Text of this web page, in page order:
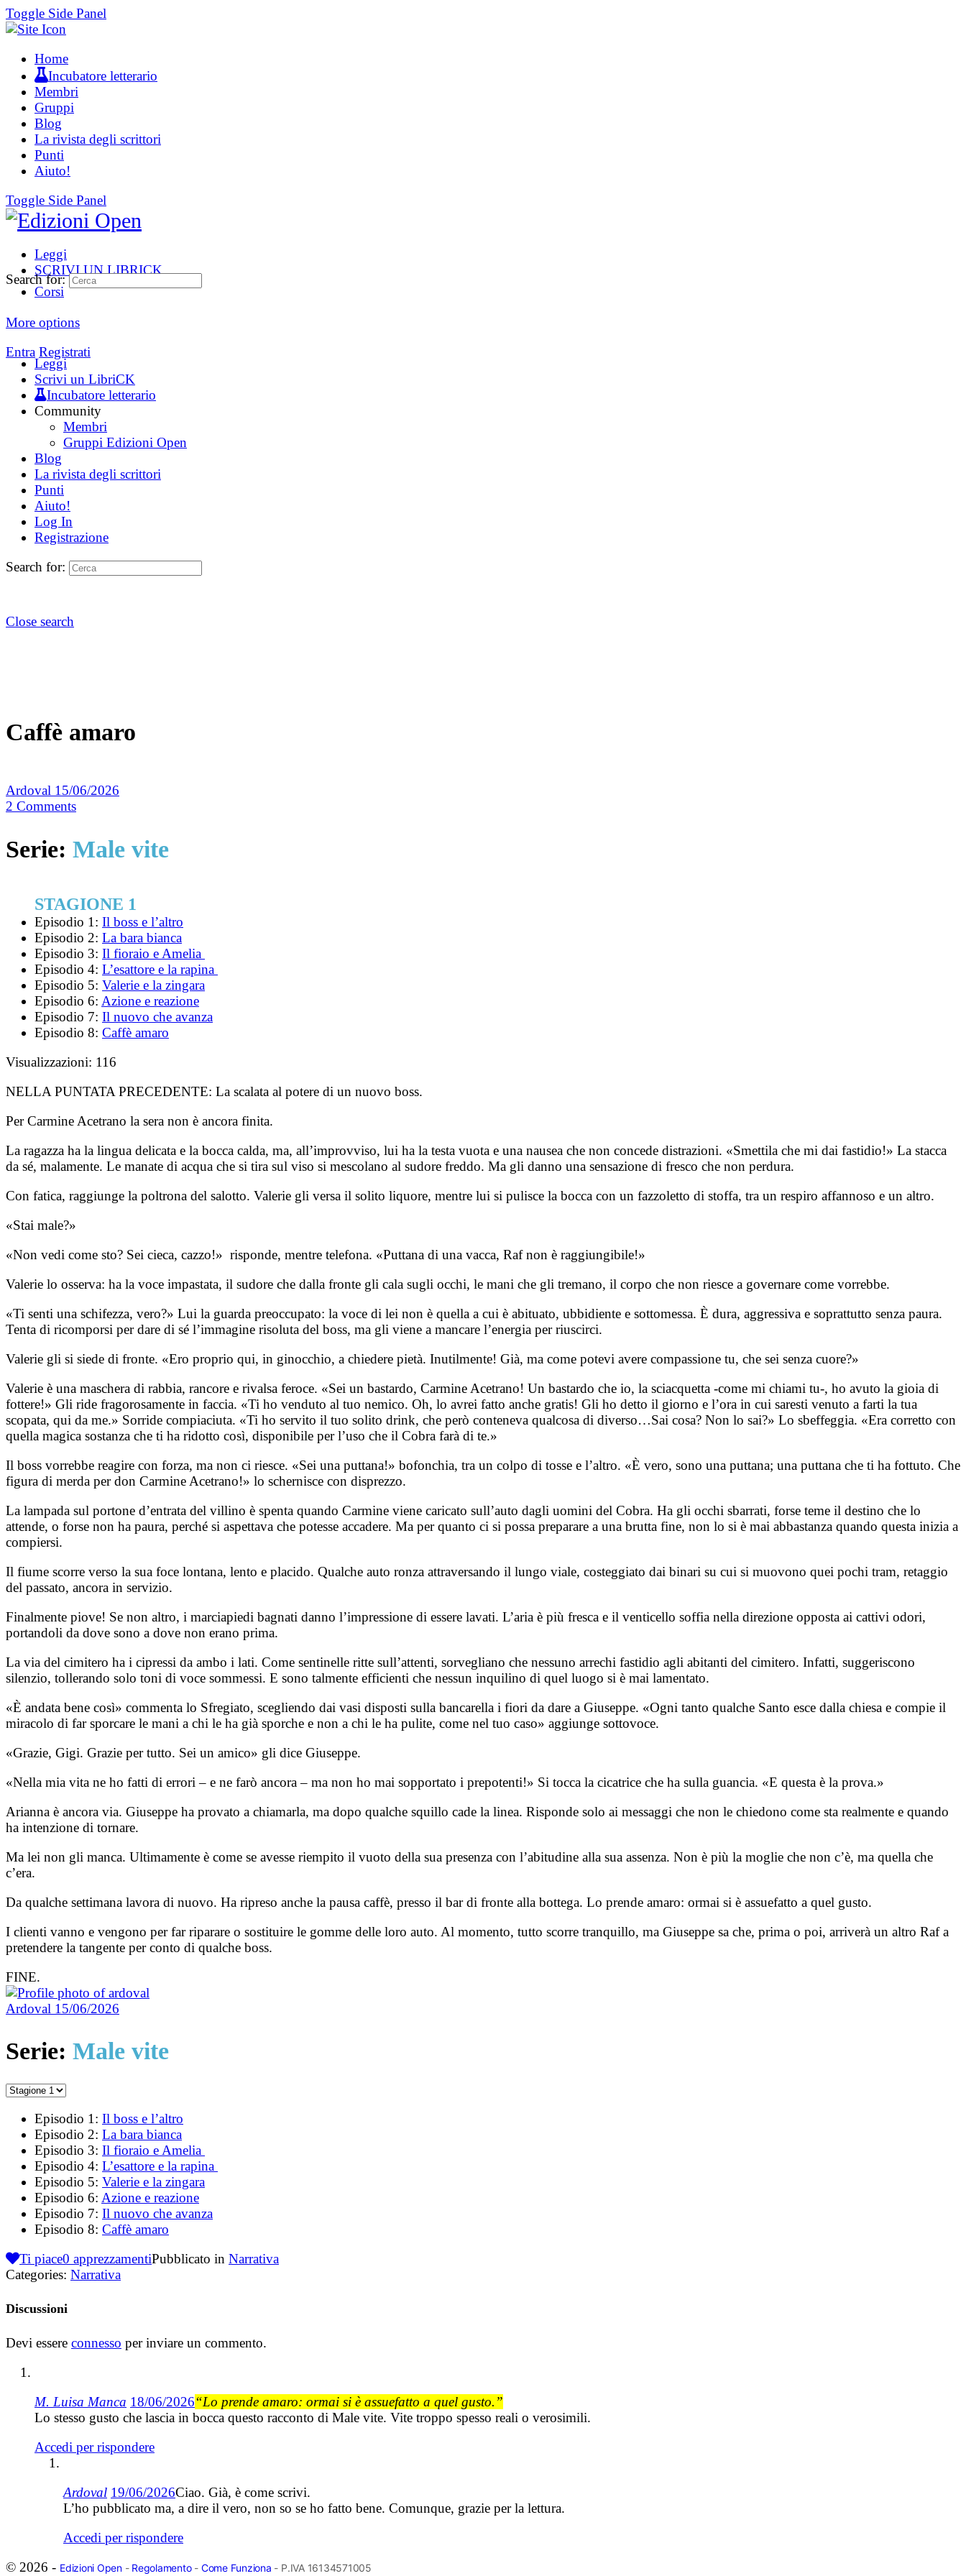
Toggle Side Panel
Home
Incubatore letterario
Membri
Gruppi
Blog
La rivista degli scrittori
Punti
Aiuto!
Toggle Side Panel
Leggi
SCRIVI UN LIBRICK
Corsi
More options
Entra Registrati
Search for:
Leggi
Scrivi un LibriCK
Incubatore letterario
Community
Membri
Gruppi Edizioni Open
Blog
La rivista degli scrittori
Punti
Aiuto!
Log In
Registrazione
Search for:
Close search
Caffè amaro
Ardoval 15/06/2026
2 Comments
Serie: Male vite
STAGIONE 1
Episodio 1: Il boss e l’altro
Episodio 2: La bara bianca
Episodio 3: Il fioraio e Amelia
Episodio 4: L’esattore e la rapina
Episodio 5: Valerie e la zingara
Episodio 6: Azione e reazione
Episodio 7: Il nuovo che avanza
Episodio 8: Caffè amaro
Visualizzazioni: 116
NELLA PUNTATA PRECEDENTE: La scalata al potere di un nuovo boss.
Per Carmine Acetrano la sera non è ancora finita.
La ragazza ha la lingua delicata e la bocca calda, ma, all’improvviso, lui ha la testa vuota e una nausea che non concede distrazioni. «Smettila che mi dai fastidio!» La stacca
da sé, malamente. Le manate di acqua che si tira sul viso si mescolano al sudore freddo. Ma gli danno una sensazione di fresco che non perdura.
Con fatica, raggiunge la poltrona del salotto. Valerie gli versa il solito liquore, mentre lui si pulisce la bocca con un fazzoletto di stoffa, tra un respiro affannoso e un altro.
«Stai male?»
«Non vedi come sto? Sei cieca, cazzo!» risponde, mentre telefona. «Puttana di una vacca, Raf non è raggiungibile!»
Valerie lo osserva: ha la voce impastata, il sudore che dalla fronte gli cala sugli occhi, le mani che gli tremano, il corpo che non riesce a governare come vorrebbe.
«Ti senti una schifezza, vero?» Lui la guarda preoccupato: la voce di lei non è quella a cui è abituato, ubbidiente e sottomessa. È dura, aggressiva e soprattutto senza paura.
Tenta di ricomporsi per dare di sé l’immagine risoluta del boss, ma gli viene a mancare l’energia per riuscirci.
Valerie gli si siede di fronte. «Ero proprio qui, in ginocchio, a chiedere pietà. Inutilmente! Già, ma come potevi avere compassione tu, che sei senza cuore?»
Valerie è una maschera di rabbia, rancore e rivalsa feroce. «Sei un bastardo, Carmine Acetrano! Un bastardo che io, la sciacquetta -come mi chiami tu-, ho avuto la gioia di
fottere!» Gli ride fragorosamente in faccia. «Ti ho venduto al tuo nemico. Oh, lo avrei fatto anche gratis! Gli ho detto il giorno e l’ora in cui saresti venuto a farti la tua
scopata, qui da me.» Sorride compiaciuta. «Ti ho servito il tuo solito drink, che però conteneva qualcosa di diverso…Sai cosa? Non lo sai?» Lo sbeffeggia. «Era corretto con
quella magica sostanza che ti ha ridotto così, disponibile per l’uso che il Cobra farà di te.»
Il boss vorrebbe reagire con forza, ma non ci riesce. «Sei una puttana!» bofonchia, tra un colpo di tosse e l’altro. «È vero, sono una puttana; una puttana che ti ha fottuto. Che
figura di merda per don Carmine Acetrano!» lo schernisce con disprezzo.
La lampada sul portone d’entrata del villino è spenta quando Carmine viene caricato sull’auto dagli uomini del Cobra. Ha gli occhi sbarrati, forse teme il destino che lo
attende, o forse non ha paura, perché si aspettava che potesse accadere. Ma per quanto ci si possa preparare a una brutta fine, non lo si è mai abbastanza quando questa inizia a
compiersi.
Il fiume scorre verso la sua foce lontana, lento e placido. Qualche auto ronza attraversando il lungo viale, costeggiato dai binari su cui si muovono quei pochi tram, retaggio
del passato, ancora in servizio.
Finalmente piove! Se non altro, i marciapiedi bagnati danno l’impressione di essere lavati. L’aria è più fresca e il venticello soffia nella direzione opposta ai cattivi odori,
portandoli da dove sono a dove non erano prima.
La via del cimitero ha i cipressi da ambo i lati. Come sentinelle ritte sull’attenti, sorvegliano che nessuno arrechi fastidio agli abitanti del cimitero. Infatti, suggeriscono
silenzio, tollerando solo toni di voce sommessi. E sono talmente efficienti che nessun inquilino di quel luogo si è mai lamentato.
«È andata bene così» commenta lo Sfregiato, scegliendo dai vasi disposti sulla bancarella i fiori da dare a Giuseppe. «Ogni tanto qualche Santo esce dalla chiesa e compie il
miracolo di far sporcare le mani a chi le ha già sporche e non a chi le ha pulite, come nel tuo caso» aggiunge sottovoce.
«Grazie, Gigi. Grazie per tutto. Sei un amico» gli dice Giuseppe.
«Nella mia vita ne ho fatti di errori – e ne farò ancora – ma non ho mai sopportato i prepotenti!» Si tocca la cicatrice che ha sulla guancia. «E questa è la prova.»
Arianna è ancora via. Giuseppe ha provato a chiamarla, ma dopo qualche squillo cade la linea. Risponde solo ai messaggi che non le chiedono come sta realmente e quando
ha intenzione di tornare.
Ma lei non gli manca. Ultimamente è come se avesse riempito il vuoto della sua presenza con l’abitudine alla sua assenza. Non è più la moglie che non c’è, ma quella che
c’era.
Da qualche settimana lavora di nuovo. Ha ripreso anche la pausa caffè, presso il bar di fronte alla bottega. Lo prende amaro: ormai si è assuefatto a quel gusto.
I clienti vanno e vengono per far riparare o sostituire le gomme delle loro auto. Al momento, tutto scorre tranquillo, ma Giuseppe sa che, prima o poi, arriverà un altro Raf a
pretendere la tangente per conto di qualche boss.
FINE.
Ardoval 15/06/2026
Serie: Male vite
Episodio 1: Il boss e l’altro
Episodio 2: La bara bianca
Episodio 3: Il fioraio e Amelia
Episodio 4: L’esattore e la rapina
Episodio 5: Valerie e la zingara
Episodio 6: Azione e reazione
Episodio 7: Il nuovo che avanza
Episodio 8: Caffè amaro
Ti piace0 apprezzamentiPubblicato in Narrativa
Categories: Narrativa
Discussioni
Devi essere connesso per inviare un commento.
M. Luisa Manca 18/06/2026“Lo prende amaro: ormai si è assuefatto a quel gusto.”
Lo stesso gusto che lascia in bocca questo racconto di Male vite. Vite troppo spesso reali o verosimili.
Accedi per rispondere
Ardoval 19/06/2026Ciao. Già, è come scrivi.
L’ho pubblicato ma, a dire il vero, non so se ho fatto bene. Comunque, grazie per la lettura.
Accedi per rispondere
© 2026 - Edizioni Open- Regolamento- Come Funziona - P.IVA 16134571005